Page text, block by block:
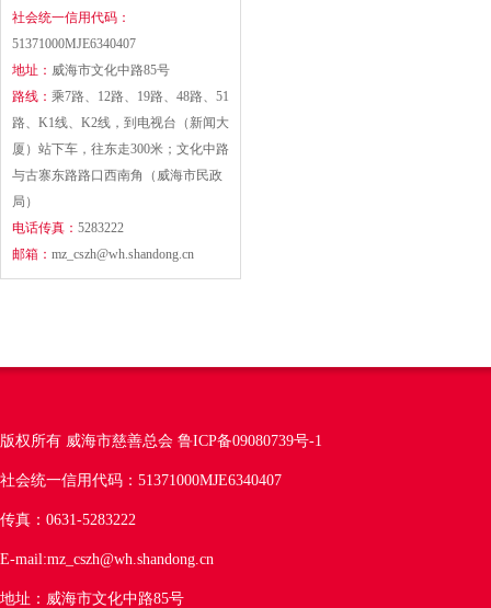
社会统一信用代码：
51371000MJE6340407
地址： 威海市文化中路85号
路线： 乘7路、12路、19路、48路、51
路、K1线、K2线，到电视台（新闻大
厦）站下车，往东走300米；文化中路
与古寨东路路口西南角（威海市民政
局）
电话传真： 5283222
邮箱： mz_cszh@wh.shandong.cn
版权所有 威海市慈善总会 鲁ICP备09080739号-1
社会统一信用代码：51371000MJE6340407
传真：0631-5283222
E-mail:mz_cszh@wh.shandong.cn
地址：威海市文化中路85号